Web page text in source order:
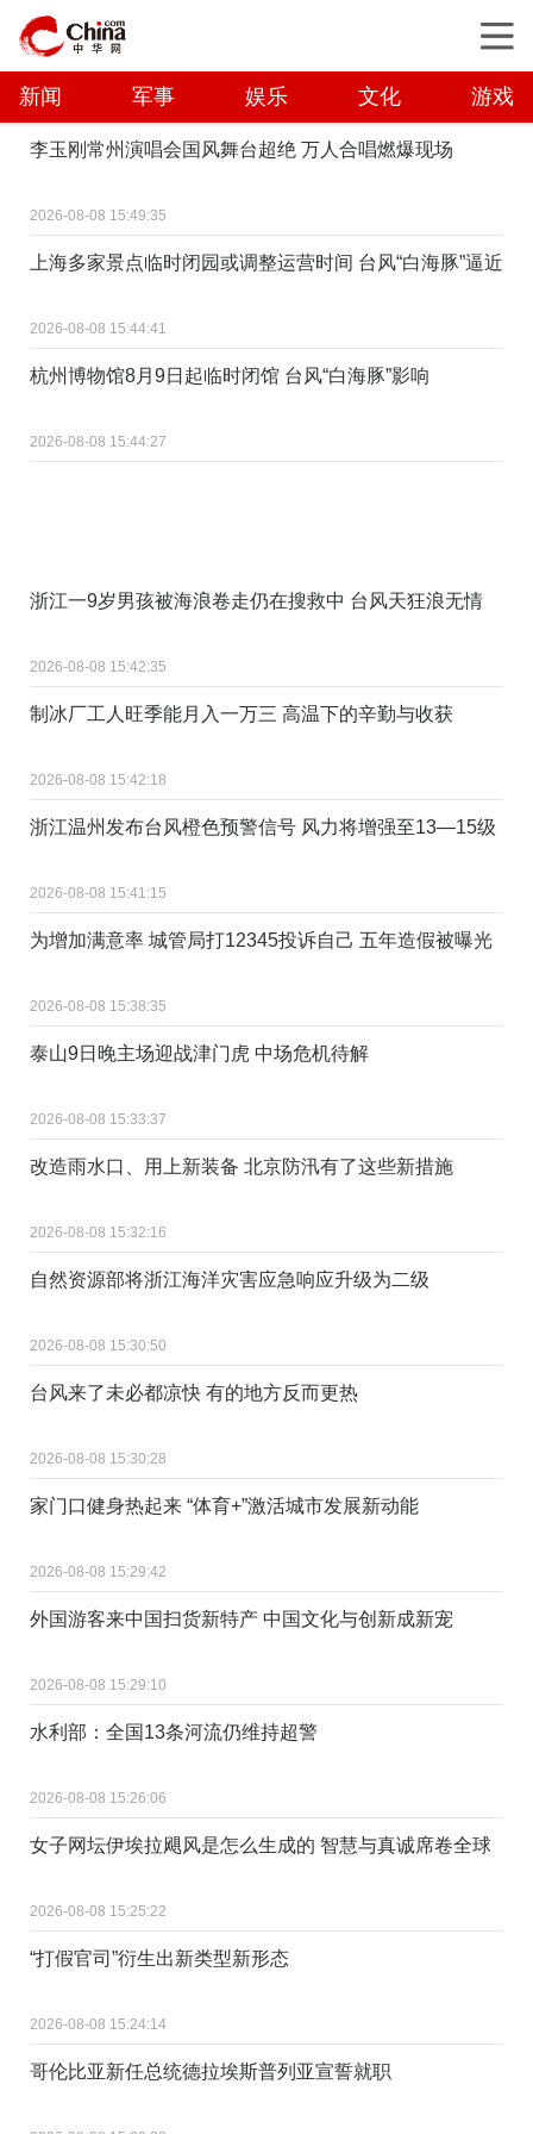
新闻 军事 娱乐 文化 游戏
李玉刚常州演唱会国风舞台超绝 万人合唱燃爆现场
2026-08-08 15:49:35
上海多家景点临时闭园或调整运营时间 台风“白海豚”逼近
2026-08-08 15:44:41
杭州博物馆8月9日起临时闭馆 台风“白海豚”影响
2026-08-08 15:44:27
浙江一9岁男孩被海浪卷走仍在搜救中 台风天狂浪无情
2026-08-08 15:42:35
制冰厂工人旺季能月入一万三 高温下的辛勤与收获
2026-08-08 15:42:18
浙江温州发布台风橙色预警信号 风力将增强至13—15级
2026-08-08 15:41:15
为增加满意率 城管局打12345投诉自己 五年造假被曝光
2026-08-08 15:38:35
泰山9日晚主场迎战津门虎 中场危机待解
2026-08-08 15:33:37
改造雨水口、用上新装备 北京防汛有了这些新措施
2026-08-08 15:32:16
自然资源部将浙江海洋灾害应急响应升级为二级
2026-08-08 15:30:50
台风来了未必都凉快 有的地方反而更热
2026-08-08 15:30:28
家门口健身热起来 “体育+”激活城市发展新动能
2026-08-08 15:29:42
外国游客来中国扫货新特产 中国文化与创新成新宠
2026-08-08 15:29:10
水利部：全国13条河流仍维持超警
2026-08-08 15:26:06
女子网坛伊埃拉飓风是怎么生成的 智慧与真诚席卷全球
2026-08-08 15:25:22
“打假官司”衍生出新类型新形态
2026-08-08 15:24:14
哥伦比亚新任总统德拉埃斯普列亚宣誓就职